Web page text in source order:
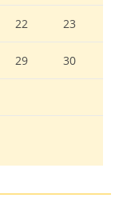
22 23
29 30